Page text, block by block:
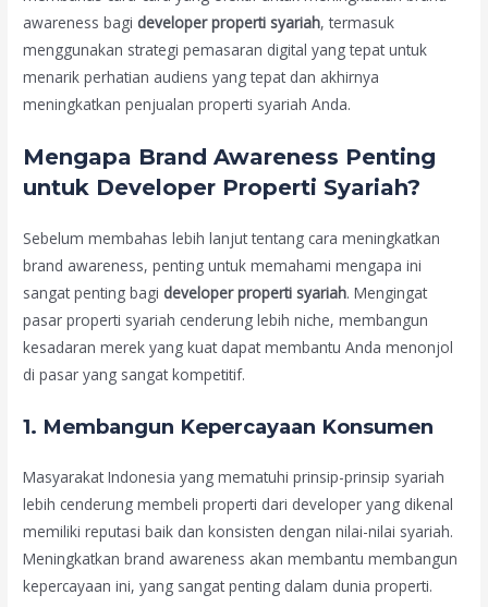
awareness bagi developer properti syariah, termasuk
menggunakan strategi pemasaran digital yang tepat untuk
menarik perhatian audiens yang tepat dan akhirnya
meningkatkan penjualan properti syariah Anda.
Mengapa Brand Awareness Penting
untuk Developer Properti Syariah?
Sebelum membahas lebih lanjut tentang cara meningkatkan
brand awareness, penting untuk memahami mengapa ini
sangat penting bagi developer properti syariah. Mengingat
pasar properti syariah cenderung lebih niche, membangun
kesadaran merek yang kuat dapat membantu Anda menonjol
di pasar yang sangat kompetitif.
1. Membangun Kepercayaan Konsumen
Masyarakat Indonesia yang mematuhi prinsip-prinsip syariah
lebih cenderung membeli properti dari developer yang dikenal
memiliki reputasi baik dan konsisten dengan nilai-nilai syariah.
Meningkatkan brand awareness akan membantu membangun
kepercayaan ini, yang sangat penting dalam dunia properti.